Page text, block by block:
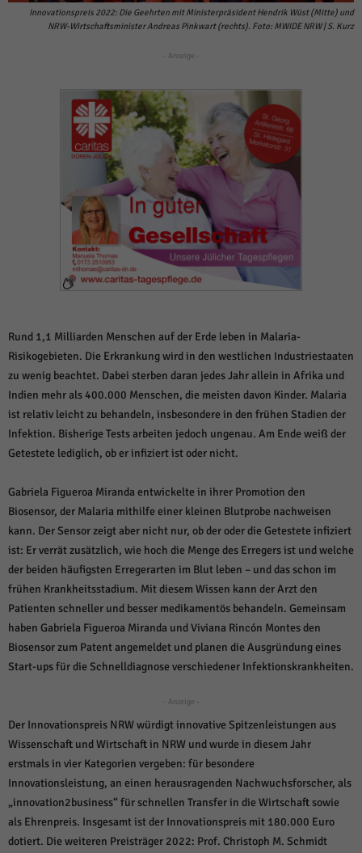
Innovationspreis 2022: Die Geehrten mit Ministerpräsident Hendrik Wüst (Mitte) und
NRW-Wirtschaftsminister Andreas Pinkwart (rechts). Foto: MWIDE NRW | S. Kurz
- Anzeige -
Rund 1,1 Milliarden Menschen auf der Erde leben in Malaria-
Risikogebieten. Die Erkrankung wird in den westlichen Industriestaaten
zu wenig beachtet. Dabei sterben daran jedes Jahr allein in Afrika und
Indien mehr als 400.000 Menschen, die meisten davon Kinder. Malaria
ist relativ leicht zu behandeln, insbesondere in den frühen Stadien der
Infektion. Bisherige Tests arbeiten jedoch ungenau. Am Ende weiß der
Getestete lediglich, ob er infiziert ist oder nicht.
Gabriela Figueroa Miranda entwickelte in ihrer Promotion den
Biosensor, der Malaria mithilfe einer kleinen Blutprobe nachweisen
kann. Der Sensor zeigt aber nicht nur, ob der oder die Getestete infiziert
ist: Er verrät zusätzlich, wie hoch die Menge des Erregers ist und welche
der beiden häufigsten Erregerarten im Blut leben – und das schon im
frühen Krankheitsstadium. Mit diesem Wissen kann der Arzt den
Patienten schneller und besser medikamentös behandeln. Gemeinsam
haben Gabriela Figueroa Miranda und Viviana Rincón Montes den
Biosensor zum Patent angemeldet und planen die Ausgründung eines
Start-ups für die Schnelldiagnose verschiedener Infektionskrankheiten.
- Anzeige -
Der Innovationspreis NRW würdigt innovative Spitzenleistungen aus
Wissenschaft und Wirtschaft in NRW und wurde in diesem Jahr
erstmals in vier Kategorien vergeben: für besondere
Innovationsleistung, an einen herausragenden Nachwuchsforscher, als
„innovation2business“ für schnellen Transfer in die Wirtschaft sowie
als Ehrenpreis. Insgesamt ist der Innovationspreis mit 180.000 Euro
dotiert. Die weiteren Preisträger 2022: Prof. Christoph M. Schmidt
auswählen.
Datenschutzeinstellungen
Essenziell (1)
Essenzielle Cookies ermöglichen grundlegende Funktionen und sind für die
einwandfreie Funktion der Website erforderlich.
Cookie-Informationen anzeigen
Statistiken (1)
Statistik Cookies erfassen Informationen anonym. Diese Informationen helfen
uns zu verstehen, wie unsere Besucher unsere Website nutzen.
Cookie-Informationen anzeigen
Marketing-Cookies werden von Drittanbietern oder Publishern verwendet,
um personalisierte Werbung anzuzeigen. Sie tun dies, indem sie Besucher
über Websites hinweg verfolgen.
Cookie-Informationen anzeigen
Externe Medien (6)
Inhalte von Videoplattformen und Social-Media-Plattformen werden
standardmäßig blockiert. Wenn Cookies von externen Medien akzeptiert
mehr.
Cookie-Informationen anzeigen
powered by Borlabs Cookie Datenschutzerklärung Impressum